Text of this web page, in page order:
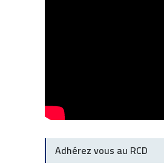
Adhérez vous au RCD